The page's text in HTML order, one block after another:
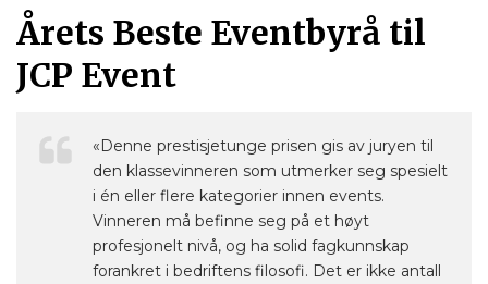
Årets Beste Eventbyrå til
JCP Event
«Denne prestisjetunge prisen gis av juryen til
den klassevinneren som utmerker seg spesielt
i én eller flere kategorier innen events.
Vinneren må befinne seg på et høyt
profesjonelt nivå, og ha solid fagkunnskap
forankret i bedriftens filosofi. Det er ikke antall